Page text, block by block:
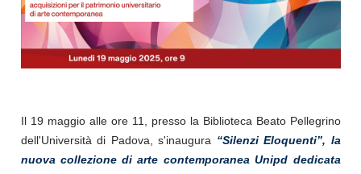
Il 19 maggio alle ore 11, presso la Biblioteca Beato Pellegrino
dell'Università di Padova, s'inaugura “Silenzi Eloquenti”, la
nuova collezione di arte contemporanea Unipd dedicata